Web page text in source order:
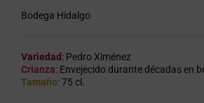
Bodega Hidalgo
Variedad : Pedro Ximénez
Crianza: Envejecido durante décadas en
Tamaño: 75 cl.